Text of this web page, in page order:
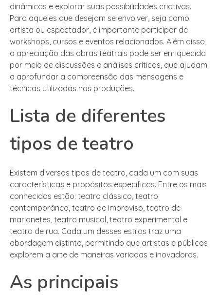
dinâmicas e explorar suas possibilidades criativas.
Para aqueles que desejam se envolver, seja como
artista ou espectador, é importante participar de
workshops, cursos e eventos relacionados. Além disso,
a apreciação das obras teatrais pode ser enriquecida
por meio de discussões e análises críticas, que ajudam
a aprofundar a compreensão das mensagens e
técnicas utilizadas nas produções.
Lista de diferentes
tipos de teatro
Existem diversos tipos de teatro, cada um com suas
características e propósitos específicos. Entre os mais
conhecidos estão: teatro clássico, teatro
contemporâneo, teatro de improviso, teatro de
marionetes, teatro musical, teatro experimental e
teatro de rua. Cada um desses estilos traz uma
abordagem distinta, permitindo que artistas e públicos
explorem a arte de maneiras variadas e inovadoras.
As principais